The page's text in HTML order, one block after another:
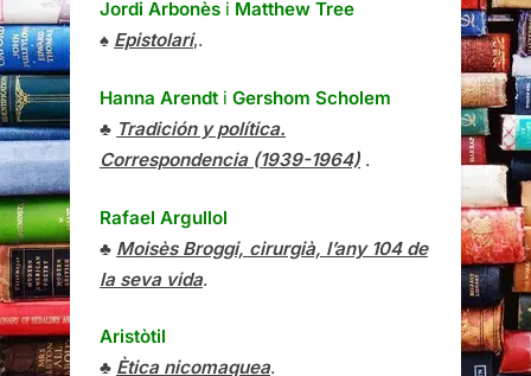
Jordi Arbonès i Matthew Tree
♠ Epistolari,.
Hanna Arendt i Gershom Scholem
♣ Tradición y política.
Correspondencia (1939-1964) .
Rafael Argullol
♣ Moisès Broggi, cirurgià, l’any 104 de
la seva vida.
Aristòtil
♣ Ètica nicomaquea.